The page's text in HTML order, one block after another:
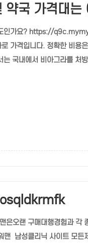
국 가격대는
인가요? https://
가격입니다. 정확한 비
국내에서 비아그라를 처
은오랜 구매대행경험과
남성클리닉 사이트 모든